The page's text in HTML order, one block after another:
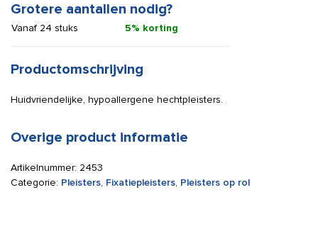
Grotere aantallen nodig?
Vanaf 24 stuks 5% korting
Productomschrijving
Huidvriendelijke, hypoallergene hechtpleisters.
Overige product informatie
Artikelnummer: 2453
Categorie: Pleisters, Fixatiepleisters, Pleisters op rol